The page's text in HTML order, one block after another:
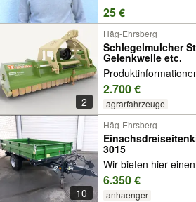
Anzeige aufgeben
25 €
2
Häg-Ehrsberg
Schlegelmulcher
Gelenkwelle etc.
2.700 €
agrarfahrzeuge
10
Häg-Ehrsberg
3015
Wir bieten hier
6.350 €
anhaenger